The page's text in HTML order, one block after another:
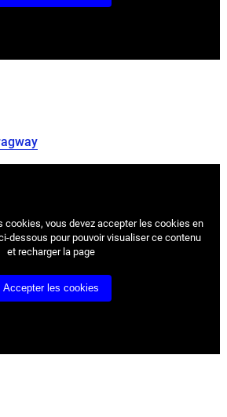
cookies, vous devez accepter les cookies en
dessous pour pouvoir visualiser ce contenu
et recharger la page
Accepter les cookies